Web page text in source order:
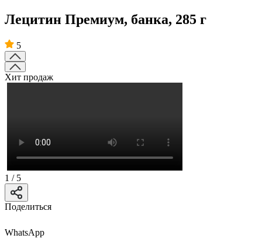
Лецитин Премиум, банка, 285 г
5
Хит продаж
1 / 5
Поделиться
WhatsApp